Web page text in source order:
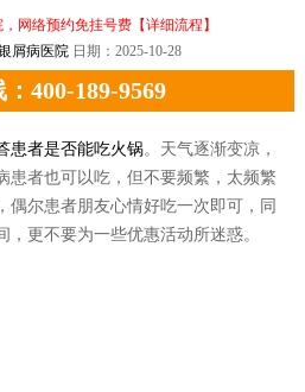
网络预约免挂号费 【详细流程】
屑病医院 日期：2025-10-28
400-189-9569
患者是否能吃火锅。天气逐渐变凉，
患者也可以吃，但不要频繁，太频繁
偶尔患者朋友心情好吃一次即可，同
更不要为一些优惠活动所迷惑。